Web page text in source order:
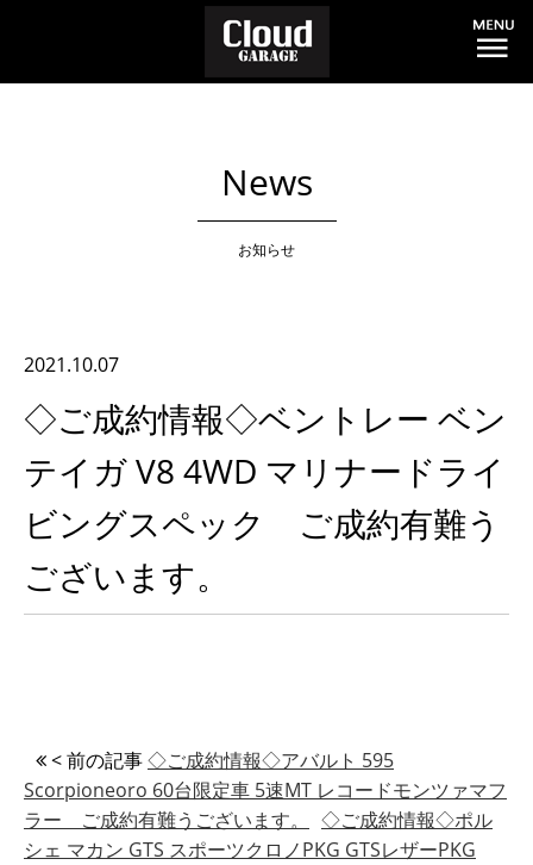
News
お知らせ
2021.10.07
◇ご成約情報◇ベントレー ベン
テイガ V8 4WD マリナードライ
ビングスペック ご成約有難う
ございます。
< 前の記事◇ご成約情報◇アバルト 595
Scorpioneoro 60台限定車 5速MT レコードモンツァマフ
ラー ご成約有難うございます。
◇ご成約情報◇ポル
シェ マカン GTS スポーツクロノPKG GTSレザーPKG